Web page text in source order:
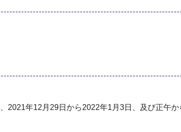
年12⽉29⽇から2022年1⽉3⽇、及び正午か